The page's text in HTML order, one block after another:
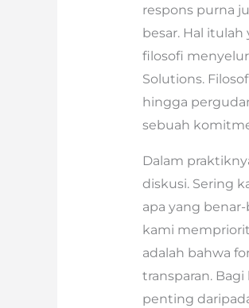
respons purna
besar. Hal
filosofi
Solutions.
hingga
sebuah
Dalam
diskusi. Sering
apa yang
kami
adalah bahwa
transparan.
penting